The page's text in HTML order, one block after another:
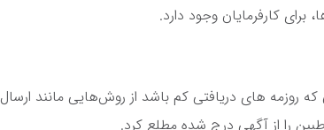
کارفرمایان وجود دارد.
های دریافتی کم باشد از روش‌هایی مانند ارسال